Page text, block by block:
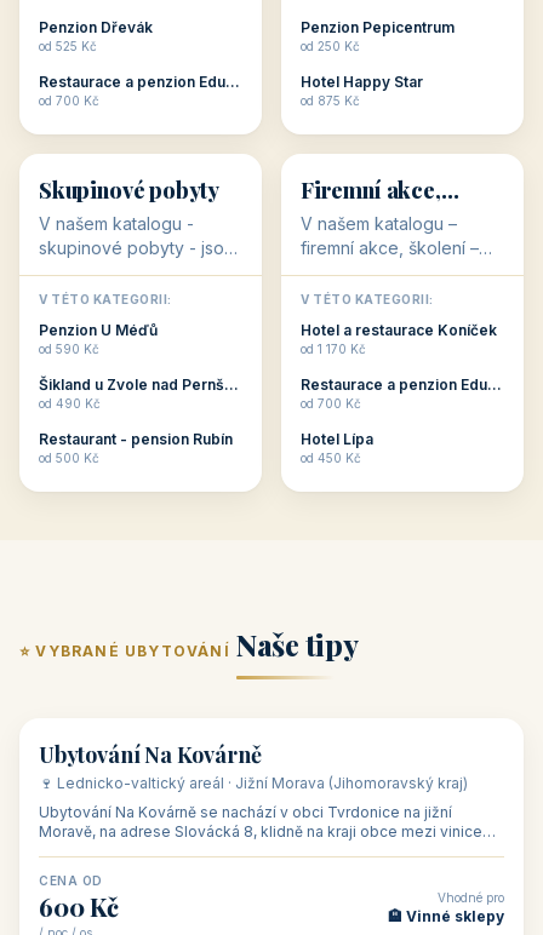
Romantické ...
Penzion Dřevák
od 525 Kč
Restaurace a penzion Eduard
od 700 Kč
Penzion Pepicentrum
od 250 Kč
Hotel Happy Star
od 875 Kč
👥
👥
32 objektů
Skupinové pobyty
V našem katalogu -
skupinové pobyty - jsou
pro Vás připraveny
objekty, které nabízí
ubytování skupin v
penzionech, hotelích a
Budete překva...
V TÉTO KATEGORII:
Penzion U Méďů
od 590 Kč
Šikland u Zvole nad Pernštejnem
od 490 Kč
Restaurant - pension Rubín
od 500 Kč
💼
💼
31 objektů
Firemní akce,
školení
V našem katalogu –
firemní akce, školení –
jsou pro Vás připraveny
objekty, které mají
zkušenosti pořádat i
menší firemní akce a
ob...
V TÉTO KATEGORII:
Hotel a restaurace Koníček
od 1 170 Kč
Restaurace a penzion Eduard
od 700 Kč
Hotel Lípa
od 450 Kč
⭐ VYBRANÉ UBYTOVÁNÍ Naše tipy
🏡 penzion
Ubytování Na Kovárně
🍷 Lednicko-valtický areál · Jižní Morava (Jihomoravský kraj)
Ubytování Na Kovárně se nachází v obci Tvrdonice na jižní
Moravě, na adrese Slovácká 8, klidně na kraji obce mezi vinicemi,
CENA OD
600 Kč Vhodné pro
🏨 Vinné sklepy